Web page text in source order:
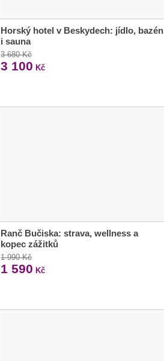
Horský hotel v Beskydech: jídlo, bazén
i sauna
3 680 Kč
3 100 Kč
Ranč Bučiska: strava, wellness a
kopec zážitků
1 990 Kč
1 590 Kč